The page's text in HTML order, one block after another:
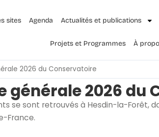
sites Agenda Actualités et publications
Projets et Programmes À
2026 du Conservatoire
générale 2026 du
se sont retrouvés à Hesdin-la-Forêt,
France.